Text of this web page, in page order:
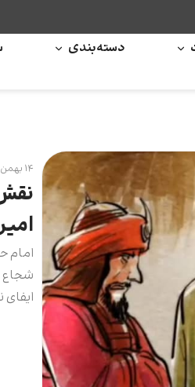
دسته‌بندی
۱۴ بهمن ۱۴۰۳
امام
شجاع